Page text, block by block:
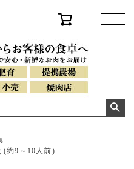
(約9～10人前)